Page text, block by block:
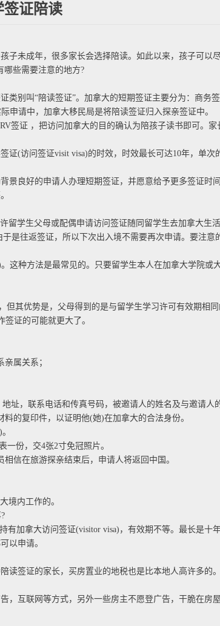
签证陪读
未成年，很多家长会选择陪读。如此以来，孩子可以
哪些需要注意的地方?
叫“陪读签证”。加拿大的短期签证主要分为：商务签
申请中，加拿大移民局是将陪读签证归入探亲签证中。
证 ，把访问加拿大的目的确认为陪孩子读书即可。家
(访问签证visit visa)的时效，时效最长可达10年，单次
良好的申请人办理短期签证，并愿意给予更多签证时
学生父母或配偶申请访问签证随同留学生去加拿大生
是往返签证，所以下次出入境不需要再次申请。要注意
种方法是最常见的。只要留学生本人在加拿大学院或
其优势是，父母得到的是与留学生学习许可有效期相
证的可能就更大了。
属关系；
，联系电话和传真号码，被邀请人的姓名及与邀请人
的复印件，以证明他(她)在加拿大的合法身份。
份，交4张2寸免冠照片。
信在旅游探亲结束后，申请人将返回中国。
境内工作的。
加拿大访问签证(visitor visa)，有效期不等。最长是十
以申请。
签证的家长，买房置业的地税也是比本地人高许多的。
互联网等方式，另外一些房主不愿登广告，干脆在房屋